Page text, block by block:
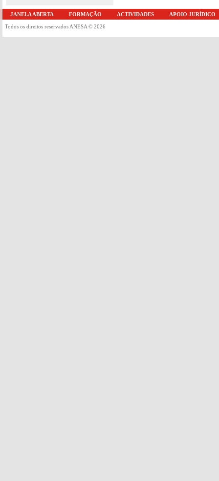
JANELA ABERTA FORMAÇÃO ACTIVIDADES APOIO JURÍDICO
Todos os direitos reservados ANESA © 2026